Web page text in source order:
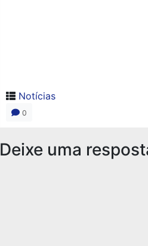
Notícias
0
Deixe uma